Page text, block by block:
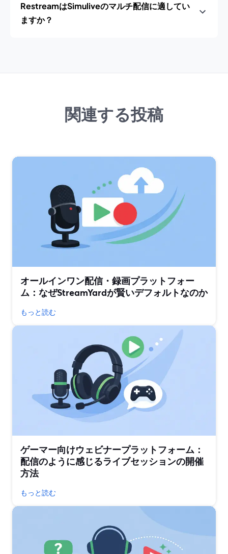
RestreamはSimuliveのマルチ配信に適してい
ますか？
関連する投稿
オールインワン配信・録画プラットフォー
ム：なぜStreamYardが賢いデフォルトなのか
もっと読む
ゲーマー向けウェビナープラットフォーム：
配信のように感じるライブセッションの開催
方法
もっと読む